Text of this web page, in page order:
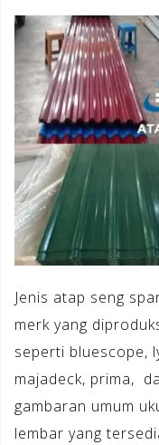
Jenis atap seng
merk yang
seperti bluescope,
majadeck, prima,
gambaran umum
lembar yang